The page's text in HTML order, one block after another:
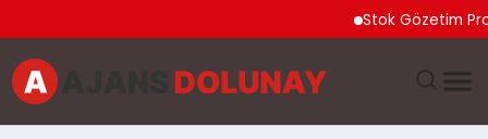
Stok Gözetim